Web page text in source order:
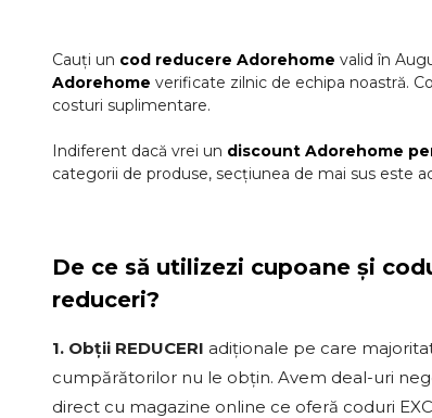
Cauți un cod reducere Adorehome valid în
Adorehome verificate zilnic de echipa noastră.
costuri suplimentare.
Indiferent dacă vrei un discount Adorehome
categorii de produse, secțiunea de mai sus este
De ce să utilizezi cupoane și
reduceri?
1. Obții REDUCERI adiționale pe care
cumpărătorilor nu le obțin. Avem deal-uri
direct cu magazine online ce oferă coduri